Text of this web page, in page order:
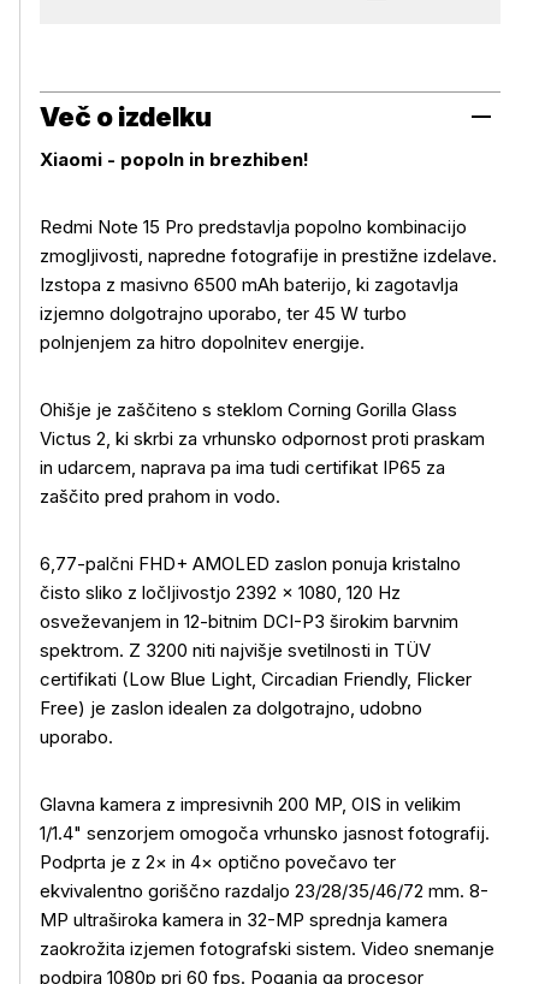
Več o izdelku
Xiaomi - popoln in brezhiben!
Redmi Note 15 Pro predstavlja popolno kombinacijo
zmogljivosti, napredne fotografije in prestižne izdelave.
Izstopa z masivno 6500 mAh baterijo, ki zagotavlja
izjemno dolgotrajno uporabo, ter 45 W turbo
polnjenjem za hitro dopolnitev energije.
Ohišje je zaščiteno s steklom Corning Gorilla Glass
Victus 2, ki skrbi za vrhunsko odpornost proti praskam
in udarcem, naprava pa ima tudi certifikat IP65 za
zaščito pred prahom in vodo.
6,77-palčni FHD+ AMOLED zaslon ponuja kristalno
čisto sliko z ločljivostjo 2392 × 1080, 120 Hz
osveževanjem in 12-bitnim DCI-P3 širokim barvnim
spektrom. Z 3200 niti najvišje svetilnosti in TÜV
certifikati (Low Blue Light, Circadian Friendly, Flicker
Free) je zaslon idealen za dolgotrajno, udobno
uporabo.
Glavna kamera z impresivnih 200 MP, OIS in velikim
1/1.4" senzorjem omogoča vrhunsko jasnost fotografij.
Podprta je z 2× in 4× optično povečavo ter
ekvivalentno goriščno razdaljo 23/28/35/46/72 mm. 8-
MP ultraširoka kamera in 32-MP sprednja kamera
zaokrožita izjemen fotografski sistem. Video snemanje
podpira 1080p pri 60 fps. Poganja ga procesor